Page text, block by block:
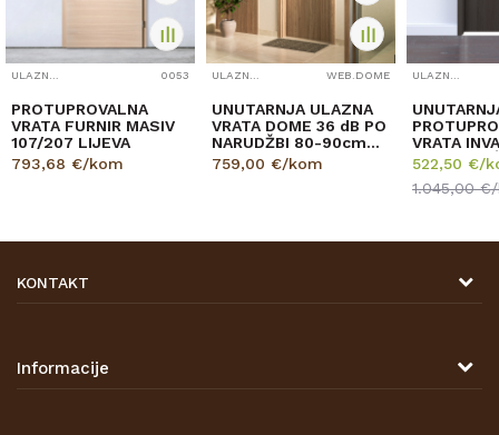
0053
PROTUPROVALNA
VRATA FURNIR MASIV
107/207 LIJEVA
793,68 €/kom
WEB.DOME
UNUTARNJA ULAZNA
VRATA DOME 36 dB PO
NARUDŽBI 80-90cm
WEB
759,00 €/kom
VRATA
637 85D
522,50 €/
1.045,00€/
KONTAKT
47000 Karlovac
Informacije